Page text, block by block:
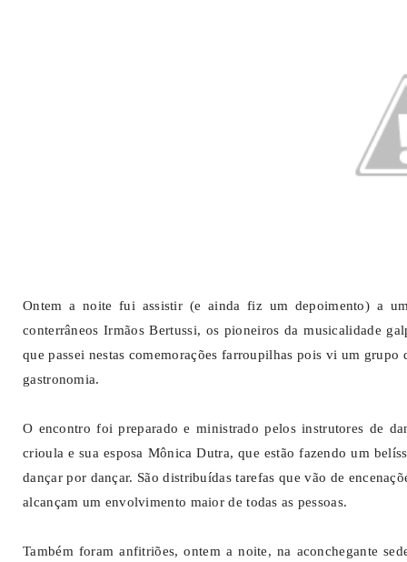
Ontem a noite fui assistir (e ainda fiz um depoimento) a
conterrâneos Irmãos Bertussi, os pioneiros da musicalidade
que passei nestas comemorações farroupilhas pois vi um
gastronomia.
O encontro foi preparado e ministrado pelos instrutores de
crioula e sua esposa Mônica Dutra, que estão fazendo um
dançar por dançar. São distribuídas tarefas que vão de
alcançam um envolvimento maior de todas as pessoas.
Também foram anfitriões, ontem a noite, na aconchegante